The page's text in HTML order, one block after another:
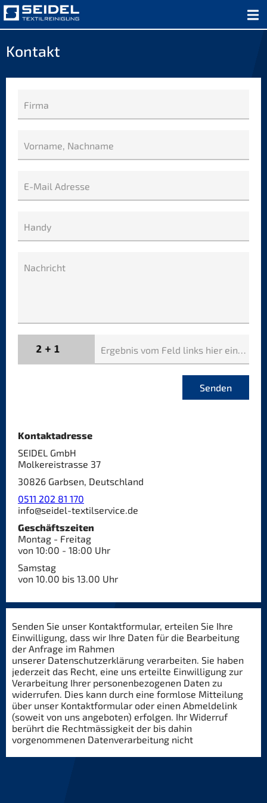
Kontakt
Firma
Vorname, Nachname
E-Mail Adresse
Handy
Nachricht
Ergebnis vom Feld links hier eingeben.
Senden
Kontaktadresse
SEIDEL GmbH
Molkereistrasse 37
30826 Garbsen, Deutschland
0511 202 81 170
info@seidel-textilservice.de
Geschäftszeiten
Montag - Freitag
von 10:00 - 18:00 Uhr
Samstag
von 10.00 bis 13.00 Uhr
Senden Sie unser Kontaktformular, erteilen Sie Ihre
Einwilligung, dass wir Ihre Daten für die Bearbeitung
der Anfrage im Rahmen
unserer Datenschutzerklärung verarbeiten. Sie haben
jederzeit das Recht, eine uns erteilte Einwilligung zur
Verarbeitung Ihrer personenbezogenen Daten zu
widerrufen. Dies kann durch eine formlose Mitteilung
über unser Kontaktformular oder einen Abmeldelink
(soweit von uns angeboten) erfolgen. Ihr Widerruf
berührt die Rechtmässigkeit der bis dahin
vorgenommenen Datenverarbeitung nicht